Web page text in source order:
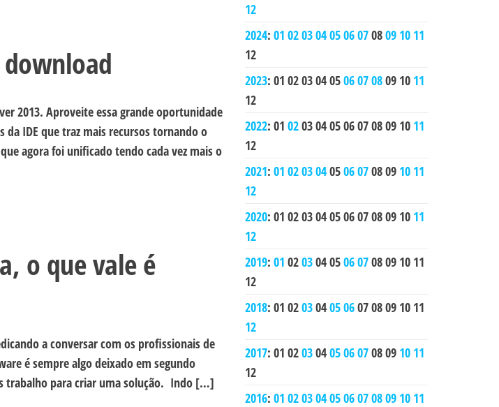
2013. Aproveite essa grande oportunidade
IDE que traz mais recursos tornando o
agora foi unificado tendo cada vez mais o
o que vale é
a conversar com os profissionais de
é sempre algo deixado em segundo
trabalho para criar uma solução. Indo […]
12
2024: 01 0203040506070809 10 11
12
2023: 01 0203040506070809 10 11
12
2022: 01 0203040506070809 10 11
12
2021: 01 0203040506070809 10 11
12
2020: 01 0203040506070809 10 11
12
2019: 01 0203040506070809 10 11
12
2018: 01 0203040506070809 10 11
12
2017: 01 0203040506070809 10 11
12
2016: 01 0203040506070809 10 11